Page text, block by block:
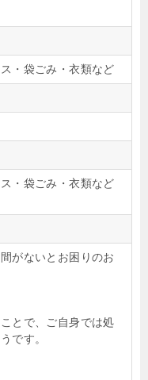
・袋ごみ・衣類など
・袋ごみ・衣類など
がないとお困りのお
とで、ご自身では処
です。